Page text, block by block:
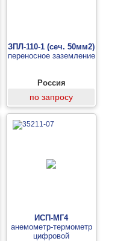
ЗПЛ-110-1 (сеч. 50мм2)
переносное заземление
Россия
по запросу
ИСП-МГ4
анемометр-термометр
цифровой